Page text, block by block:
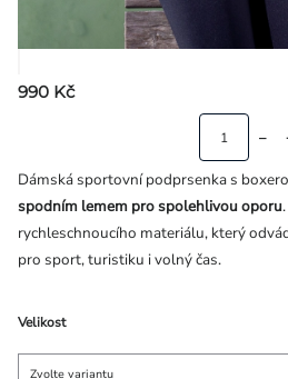
990 Kč
Velikost
Dámská sportovní podprsenka s
spodním lemem pro spolehlivou oporu
rychleschnoucího materiálu, který
pro sport, turistiku i volný čas.